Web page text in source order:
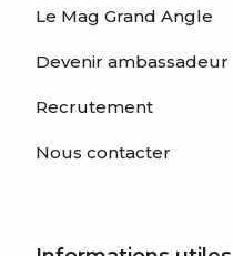
Le Mag Grand Angle
Devenir ambassadeur
Recrutement
Nous contacter